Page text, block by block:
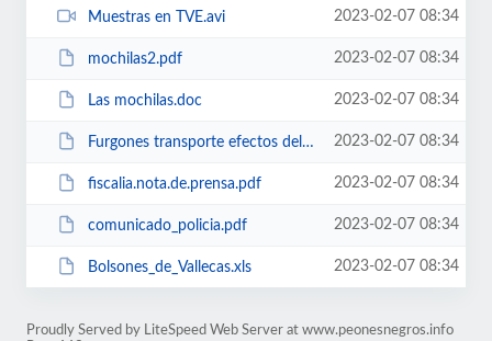
Muestras en TVE.avi 2023-02-07 08:34
mochilas2.pdf 2023-02-07 08:34
Las mochilas.doc 2023-02-07 08:34
Furgones transporte efectos del Pozo.xls 2023-02-07 08:34
fiscalia.nota.de.prensa.pdf 2023-02-07 08:34
comunicado_policia.pdf 2023-02-07 08:34
Bolsones_de_Vallecas.xls 2023-02-07 08:34
Proudly Served by LiteSpeed Web Server at www.peonesnegros.info